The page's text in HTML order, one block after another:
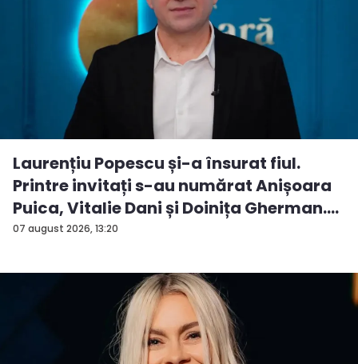
07 august 2026, 13:20
Laurențiu Popescu și-a însurat fiul.
Printre invitați s-au numărat Anișoara
Puica, Vitalie Dani și Doinița Gherman.
P...